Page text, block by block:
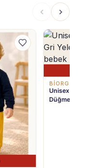
BIORGANIK
Unisex Çizgili
Düğmeli Bebek